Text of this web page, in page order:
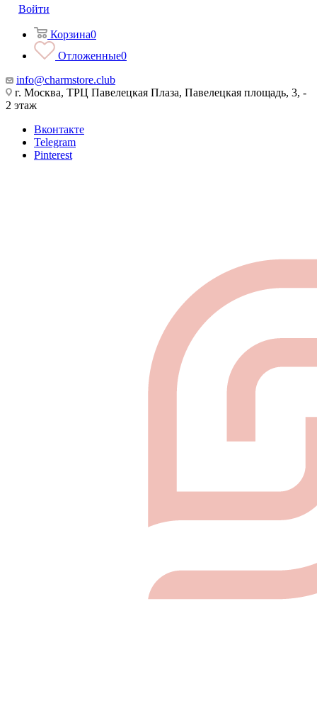
Войти
Корзина0
Отложенные0
info@charmstore.club
г. Москва, ТРЦ Павелецкая Плаза, Павелецкая площадь, 3, -
2 этаж
Вконтакте
Telegram
Pinterest